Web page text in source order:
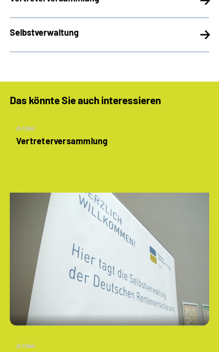
Selbstverwaltung
Das könnte Sie auch interessieren
Artikel
Vertreterversammlung
Artikel